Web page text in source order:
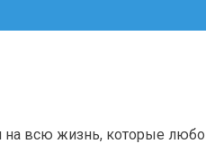
всю жизнь, которые